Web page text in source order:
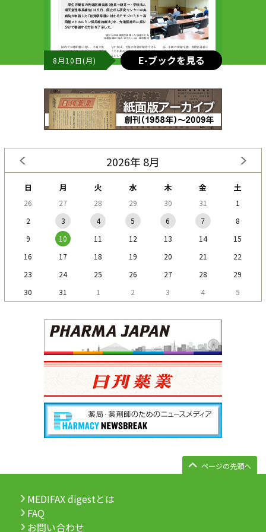
8月10日(月) E-ブックを見る
2026年 8月
日 月 火 水 木 金 土
26 27 28 29 30 31
1
2
3 4 5 6 7
8
9
10 11 12 13 14
15
16
17 18 19 20 21
22
23
24 25 26 27 28
29
30
31 1 2 3 4 5
ページの先頭へ
MEDIFAX digestとは
FAQ
お問い合わせ